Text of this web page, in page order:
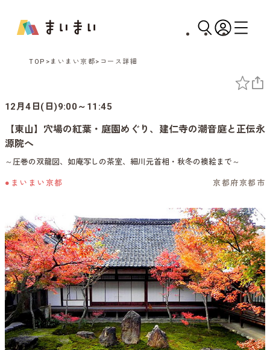
TOP まいまい京都 コース詳細
12月4日(日)9:00～11:45
【東山】穴場の紅葉・庭園めぐり、建仁寺の潮音庭と正伝永
源院へ
～圧巻の双龍図、如庵写しの茶室、細川元首相・秋冬の襖絵まで～
●まいまい京都 京都府京都市